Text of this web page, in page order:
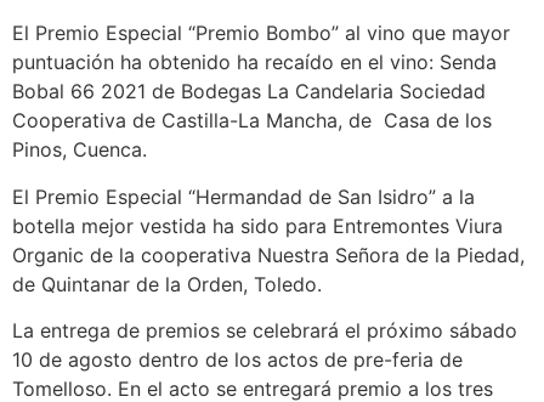
El Premio Especial “Premio Bombo” al vino que mayor
puntuación ha obtenido ha recaído en el vino: Senda
Bobal 66 2021 de Bodegas La Candelaria Sociedad
Cooperativa de Castilla-La Mancha, de Casa de los
Pinos, Cuenca.
El Premio Especial “Hermandad de San Isidro” a la
botella mejor vestida ha sido para Entremontes Viura
Organic de la cooperativa Nuestra Señora de la Piedad,
de Quintanar de la Orden, Toledo.
La entrega de premios se celebrará el próximo sábado
10 de agosto dentro de los actos de pre-feria de
Tomelloso. En el acto se entregará premio a los tres